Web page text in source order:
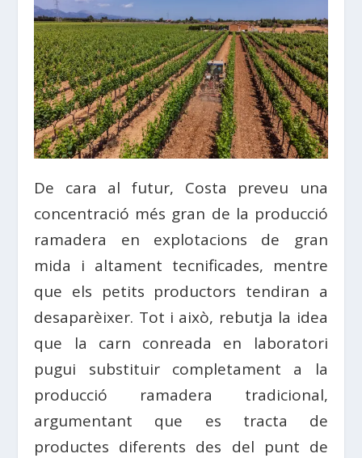
De cara al futur, Costa preveu una
concentració més gran de la producció
ramadera en explotacions de gran
mida i altament tecnificades, mentre
que els petits productors tendiran a
desaparèixer. Tot i això, rebutja la idea
que la carn conreada en laboratori
pugui substituir completament a la
producció ramadera tradicional,
argumentant que es tracta de
productes diferents des del punt de